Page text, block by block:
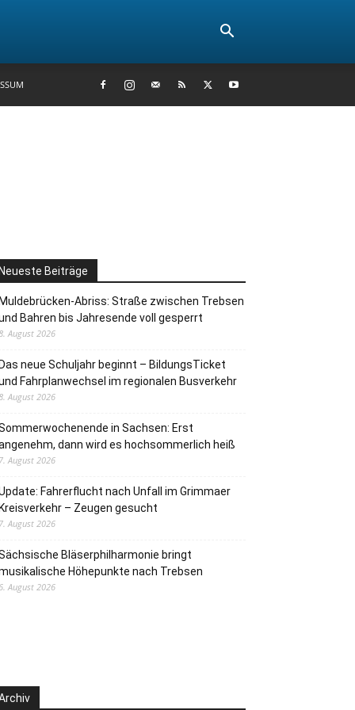
Beiträge
Abriss: Straße zwischen Trebsen
Bahren bis Jahresende voll gesperrt
August 2026
neue Schuljahr beginnt – BildungsTicket
Fahrplanwechsel im regionalen Busverkehr
August 2026
in Sachsen: Erst
dann wird es hochsommerlich heiß
August 2026
Fahrerflucht nach Unfall im Grimmaer
– Zeugen gesucht
August 2026
Bläserphilharmonie bringt
Höhepunkte nach Trebsen
August 2026